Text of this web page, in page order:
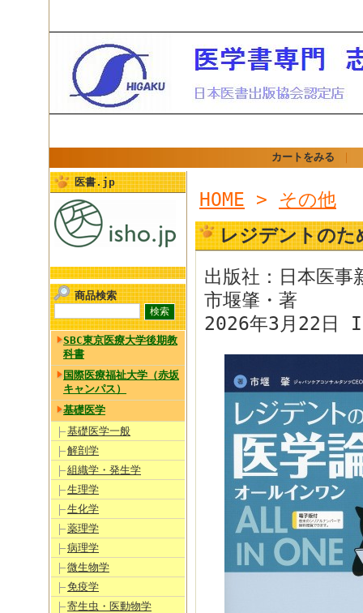
カートをみる
医書.jp
商品検索
SBC東京医療大学後期教
科書
国際医療福祉大学（赤坂
キャンパス）
基礎医学
基礎医学一般
解剖学
組織学・発生学
生理学
生化学
薬理学
病理学
微生物学
免疫学
寄生虫・医動物学
HOME > その他
レジデントの
出版社：日本医事
市堰肇・著
2026年3月22日